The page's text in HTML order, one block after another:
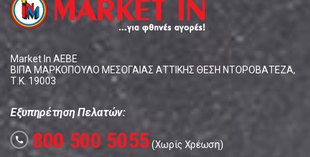
Market In ΑΕΒΕ
ΒΙΠΑ ΜΑΡΚΟΠΟΥΛΟ ΜΕΣΟΓΑΙΑΣ ΑΤΤΙΚΗΣ ΘΕΣΗ ΝΤΟΡΟΒΑΤΕΖΑ,
Τ.Κ. 19003
Εξυπηρέτηση Πελατών:
call 800 500 5055(Χωρίς Χρέωση)